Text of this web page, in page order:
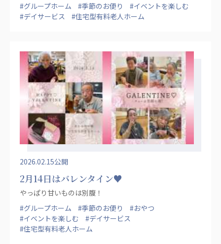
#グループホーム
#季節のお便り
#イベントを楽しむ
#デイサービス
#住宅型有料老人ホーム
2026.02.15公開
2月14日はバレンタイン♥
やっぱり甘いものは別腹！
#グループホーム
#季節のお便り
#おやつ
#イベントを楽しむ
#デイサービス
#住宅型有料老人ホーム